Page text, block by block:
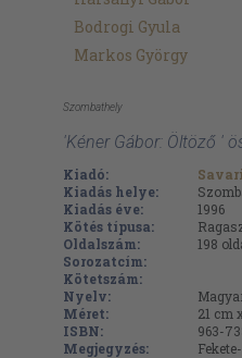
Bodrogi Gyula
Markos György
Szombathely
'Kéner Gábor: Öltöző '
Kiadó:
Kiadás helye:
Kiadás éve:
1996
Kötés típusa:
Oldalszám:
198
Sorozatcím:
Kötetszám:
Nyelv:
Méret:
21 cm
ISBN:
963-
Megjegyzés: